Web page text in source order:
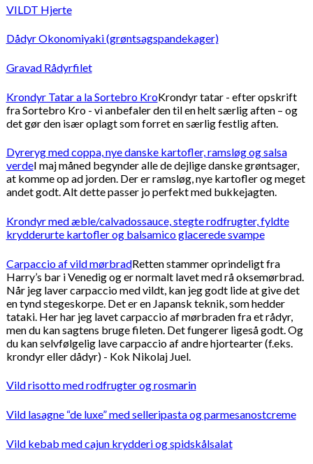
VILDT Hjerte
Dådyr Okonomiyaki (grøntsagspandekager)
Gravad Rådyrfilet
Krondyr Tatar a la Sortebro KroKrondyr tatar - efter opskrift
fra Sortebro Kro - vi anbefaler den til en helt særlig aften – og
det gør den især oplagt som forret en særlig festlig aften.
Dyreryg med coppa, nye danske kartofler, ramsløg og salsa
verdeI maj måned begynder alle de dejlige danske grøntsager,
at komme op ad jorden. Der er ramsløg, nye kartofler og meget
andet godt. Alt dette passer jo perfekt med bukkejagten.
Krondyr med æble/calvadossauce, stegte rodfrugter, fyldte
krydderurte kartofler og balsamico glacerede svampe
Carpaccio af vild mørbradRetten stammer oprindeligt fra
Harry’s bar i Venedig og er normalt lavet med rå oksemørbrad.
Når jeg laver carpaccio med vildt, kan jeg godt lide at give det
en tynd stegeskorpe. Det er en Japansk teknik, som hedder
tataki. Her har jeg lavet carpaccio af mørbraden fra et rådyr,
men du kan sagtens bruge fileten. Det fungerer ligeså godt. Og
du kan selvfølgelig lave carpaccio af andre hjortearter (f.eks.
krondyr eller dådyr) - Kok Nikolaj Juel.
Vild risotto med rodfrugter og rosmarin
Vild lasagne “de luxe” med selleripasta og parmesanostcreme
Vild kebab med cajun krydderi og spidskålsalat